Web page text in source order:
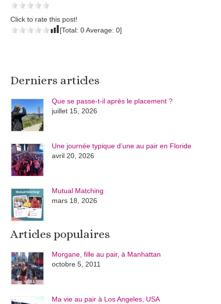
Click to rate this post!
[Total:0Average:0]
Derniers articles
Que se passe-t-il après le placement ?
juillet 15, 2026
Une journée typique d’une au pair en Floride
avril 20, 2026
Mutual Matching
mars 18, 2026
Articles populaires
Morgane, fille au pair, à Manhattan
octobre 5, 2011
Ma vie au pair à Los Angeles, USA